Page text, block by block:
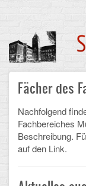
content
Main
navigation
STARTSEITE
UNSERE SCHULE
Infos zum
Fächer des
Nachfolgend
Fachbereiches
Beschreibung.
auf den Link.